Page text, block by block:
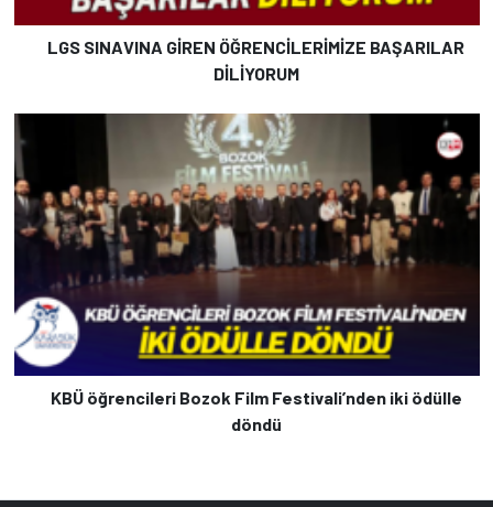
LGS SINAVINA GİREN ÖĞRENCİLERİMİZE BAŞARILAR
DİLİYORUM
KBÜ öğrencileri Bozok Film Festivali’nden iki ödülle
döndü